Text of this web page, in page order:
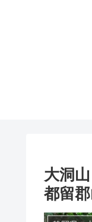
大洞
都留